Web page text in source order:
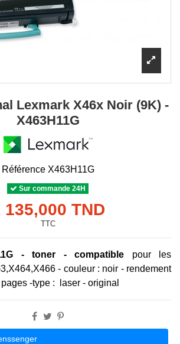
Lexmark X46x Noir (9K) -
X463H11G
Référence X463H11G
Sur commande 24H
135,000 TND
TTC
- toner - compatible pour les
- couleur : noir - rendement
-type : laser - original